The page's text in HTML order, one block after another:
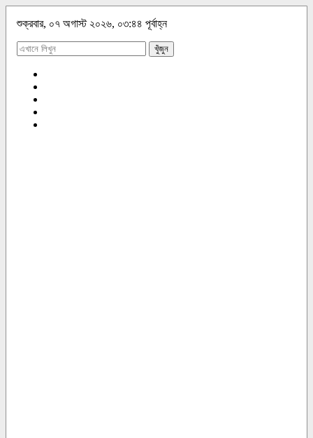
শুক্রবার, ০৭ অগাস্ট ২০২৬, ০৩:৪৪ পূর্বাহ্ন
খুঁজুন